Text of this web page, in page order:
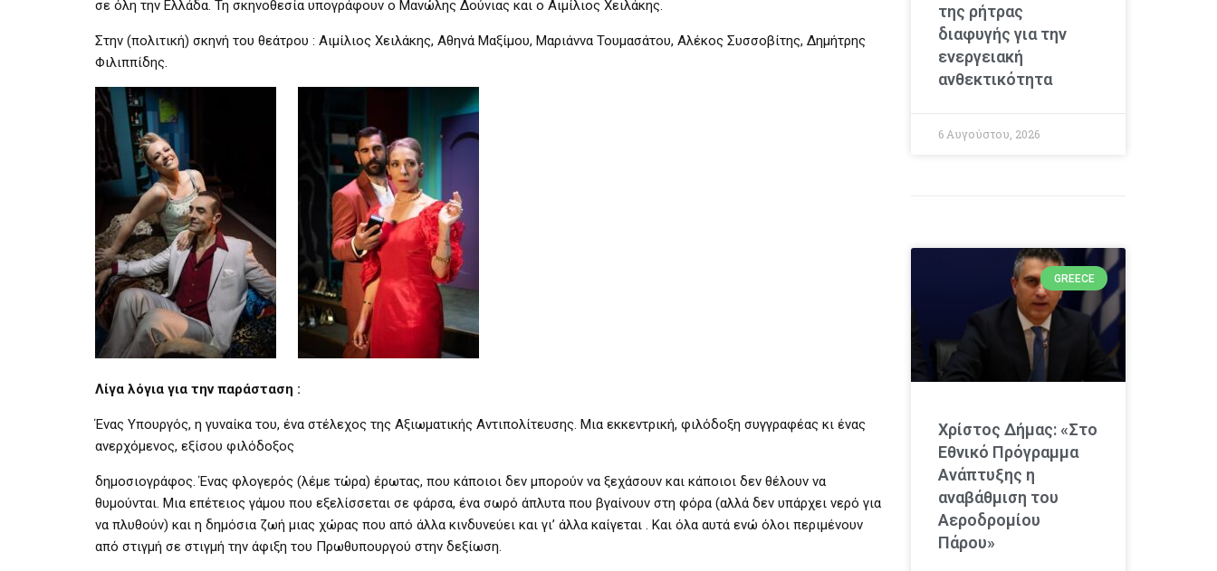
σε όλη την Ελλάδα. Τη σκηνοθεσία υπογράφουν ο Μανώλης Δούνιας και ο Αιμίλιος Χειλάκης.
Στην (πολιτική) σκηνή του θεάτρου : Αιμίλιος Χειλάκης, Αθηνά Μαξίμου, Μαριάννα Τουμασάτου, Αλέκος Συσσοβίτης, Δημήτρης
Φιλιππίδης.
Λίγα λόγια για την παράσταση :
Ένας Υπουργός, η γυναίκα του, ένα στέλεχος της Αξιωματικής Αντιπολίτευσης. Μια εκκεντρική, φιλόδοξη συγγραφέας κι ένας
ανερχόμενος, εξίσου φιλόδοξος
δημοσιογράφος. Ένας φλογερός (λέμε τώρα) έρωτας, που κάποιοι δεν μπορούν να ξεχάσουν και κάποιοι δεν θέλουν να
θυμούνται. Μια επέτειος γάμου που εξελίσσεται σε φάρσα, ένα σωρό άπλυτα που βγαίνουν στη φόρα (αλλά δεν υπάρχει νερό για
να πλυθούν) και η δημόσια ζωή μιας χώρας που από άλλα κινδυνεύει και γι’ άλλα καίγεται . Και όλα αυτά ενώ όλοι περιμένουν
από στιγμή σε στιγμή την άφιξη του Πρωθυπουργού στην δεξίωση.
της ρήτρας
διαφυγής για την
ενεργειακή
ανθεκτικότητα
6 Αυγούστου, 2026
GREECE
Χρίστος Δήμας: «Στο
Εθνικό Πρόγραμμα
Ανάπτυξης η
αναβάθμιση του
Αεροδρομίου
Πάρου»